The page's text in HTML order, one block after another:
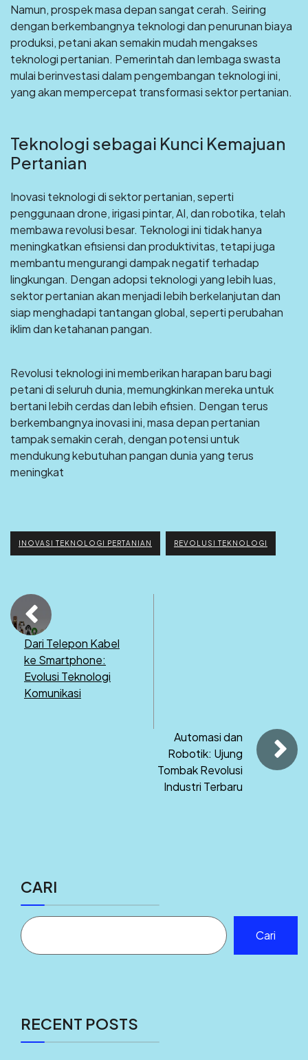
Namun, prospek masa depan sangat cerah. Seiring
dengan berkembangnya teknologi dan penurunan biaya
produksi, petani akan semakin mudah mengakses
teknologi pertanian. Pemerintah dan lembaga swasta
mulai berinvestasi dalam pengembangan teknologi ini,
yang akan mempercepat transformasi sektor pertanian.
Teknologi sebagai Kunci Kemajuan
Pertanian
Inovasi teknologi di sektor pertanian, seperti
penggunaan drone, irigasi pintar, AI, dan robotika, telah
membawa revolusi besar. Teknologi ini tidak hanya
meningkatkan efisiensi dan produktivitas, tetapi juga
membantu mengurangi dampak negatif terhadap
lingkungan. Dengan adopsi teknologi yang lebih luas,
sektor pertanian akan menjadi lebih berkelanjutan dan
siap menghadapi tantangan global, seperti perubahan
iklim dan ketahanan pangan.
Revolusi teknologi ini memberikan harapan baru bagi
petani di seluruh dunia, memungkinkan mereka untuk
bertani lebih cerdas dan lebih efisien. Dengan terus
berkembangnya inovasi ini, masa depan pertanian
tampak semakin cerah, dengan potensi untuk
mendukung kebutuhan pangan dunia yang terus
meningkat
INOVASI TEKNOLOGI PERTANIAN REVOLUSI TEKNOLOGI
Dari Telepon Kabel
ke Smartphone:
Evolusi Teknologi
Komunikasi
Automasi dan
Robotik: Ujung
Tombak Revolusi
Industri Terbaru
CARI
Cari
RECENT POSTS